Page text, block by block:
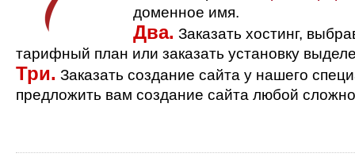
доменное имя.
Два. Заказать хостинг,
тарифный план или заказать установку
Три. Заказать создание сайта у нашего
предложить вам создание сайта любой